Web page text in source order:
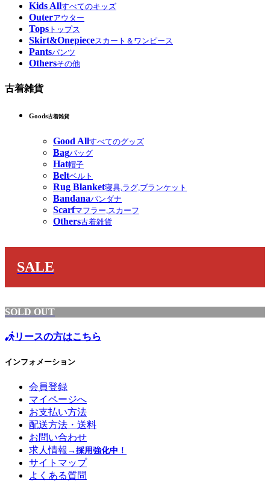
Kids Allすべてのキッズ
Outerアウター
Tops トップス
Skirt&Onepieceスカート＆ワンピース
Pantsパンツ
Othersその他
古着雑貨
Goods古着雑貨
Good Allすべてのグッズ
Bagバッグ
Hat帽子
Beltベルト
Rug Blanket寝具,ラグ,ブランケット
Bandanaバンダナ
Scarfマフラー,スカーフ
Others古着雑貨
SALE
SOLD OUT
リースの方はこちら
インフォメーション
会員登録
マイページへ
お支払い方法
配送方法・送料
お問い合わせ
求人情報 →採用強化中！
サイトマップ
よくある質問